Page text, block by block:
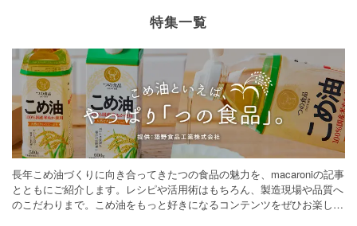
特集一覧
長年こめ油づくりに向き合ってきたつの食品の魅力を、macaroniの記事
とともにご紹介します。レシピや活用術はもちろん、製造現場や品質へ
のこだわりまで。こめ油をもっと好きになるコンテンツをぜひお楽しみ